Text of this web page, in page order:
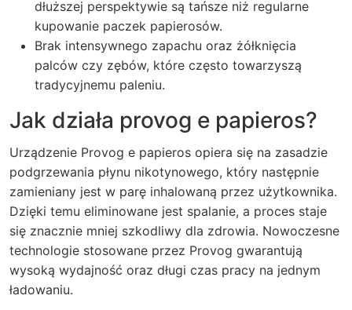
dłuższej perspektywie są tańsze niż regularne
kupowanie paczek papierosów.
Brak intensywnego zapachu oraz żółknięcia
palców czy zębów, które często towarzyszą
tradycyjnemu paleniu.
Jak działa provog e papieros?
Urządzenie Provog e papieros opiera się na zasadzie
podgrzewania płynu nikotynowego, który następnie
zamieniany jest w parę inhalowaną przez użytkownika.
Dzięki temu eliminowane jest spalanie, a proces staje
się znacznie mniej szkodliwy dla zdrowia. Nowoczesne
technologie stosowane przez Provog gwarantują
wysoką wydajność oraz długi czas pracy na jednym
ładowaniu.